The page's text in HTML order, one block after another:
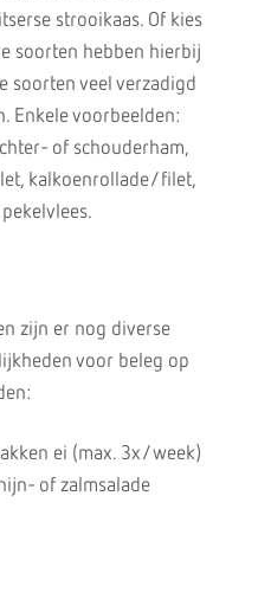
strooikaas. Of kies
soorten hebben hierbij
soorten veel verzadigd
Enkele voorbeelden:
of schouderham,
kalkoenrollade/filet,
zijn er nog diverse
voor beleg op
ei (max. 3x/week)
of zalmsalade